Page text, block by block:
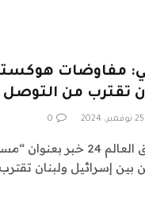
مفاوضات
تقترب من التوصل
25 نوفمبر، 2024 0
نقدم لكم في اشراق العالم 24
إسرائيل ولبنان